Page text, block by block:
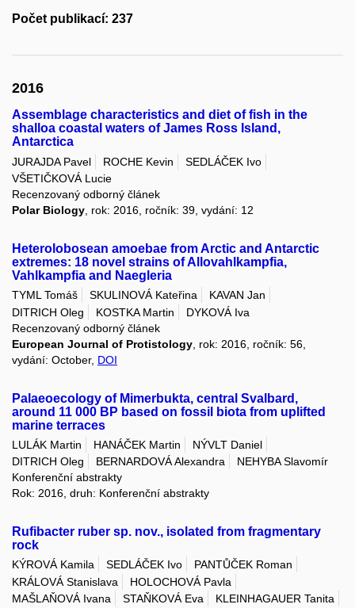
Počet publikací: 237
2016
Assemblage characteristics and diet of fish in the
shalloa coastal waters of James Ross Island,
Antarctica
JURAJDA Pavel ROCHE Kevin
SEDLÁČEK Ivo
VŠETIČKOVÁ Lucie
Recenzovaný odborný článek
Polar Biology , rok: 2016, ročník: 39, vydání: 12
Heterolobosean amoebae from Arctic and Antarctic
extremes: 18 novel strains of Allovahlkampfia,
Vahlkampfia and Naegleria
TYML Tomáš SKULINOVÁ Kateřina
KAVAN Jan
DITRICH Oleg
KOSTKA Martin
DYKOVÁ Iva
Recenzovaný odborný článek
European Journal of Protistology , rok: 2016, ročník: 56,
vydání: October, DOI
Palaeoecology of Mimerbukta, central Svalbard,
around 11 000 BP based on fossil biota from uplifted
marine terraces
LULÁK Martin HANÁČEK Martin
NÝVLT Daniel
DITRICH Oleg
BERNARDOVÁ Alexandra
NEHYBA Slavomír
Konferenční abstrakty
Rok: 2016, druh: Konferenční abstrakty
Rufibacter ruber sp. nov., isolated from fragmentary
rock
KÝROVÁ Kamila SEDLÁČEK Ivo
PANTŮČEK Roman
KRÁLOVÁ Stanislava
HOLOCHOVÁ Pavla
MAŠLAŇOVÁ Ivana
STAŇKOVÁ Eva
KLEINHAGAUER Tanita